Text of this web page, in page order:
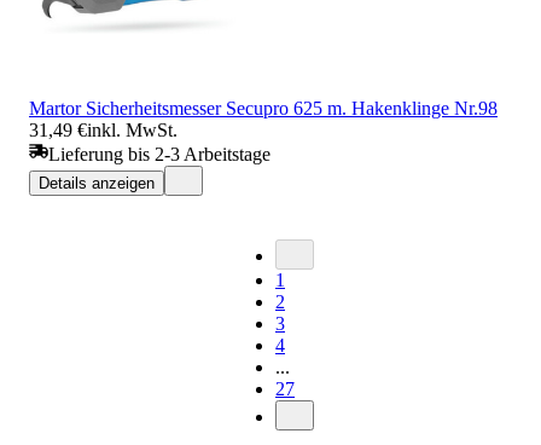
Martor Sicherheitsmesser Secupro 625 m. Hakenklinge Nr.98
31,49 €inkl. MwSt.
Lieferung bis 2-3 Arbeitstage
Details anzeigen
1
2
3
4
...
27